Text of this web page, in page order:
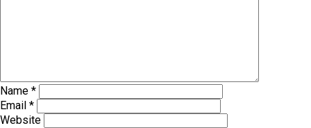
Name *
Email *
Website